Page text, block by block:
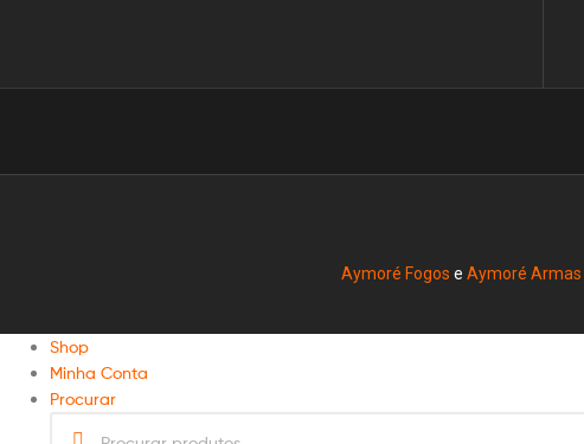
Aymoré Fogos e Aymoré Armas
Shop
Minha Conta
Procurar